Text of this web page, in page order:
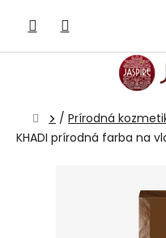
obsah
Domov
/ Prírodná
KHADI prírodná farba na